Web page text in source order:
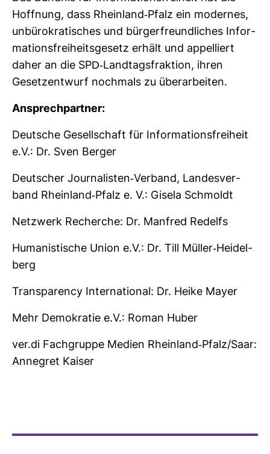
Hoff­nung, dass Rhein­land-​Pfalz ein modernes,
unbü­ro­kra­ti­sches und bür­ger­freund­li­ches Infor­
ma­ti­ons­frei­heits­ge­setz erhält und appel­liert
daher an die SPD-​Land­tags­frak­tion, ihren
Gesetz­ent­wurf noch­mals zu über­ar­beiten.
Ansprech­partner:
Deut­sche Gesell­schaft für Infor­ma­ti­ons­frei­heit
e.V.: Dr. Sven Berger
Deut­scher Jour­na­listen-​Ver­band, Lan­des­ver­
band Rhein­land-​Pfalz e. V.: Gisela Schmoldt
Netz­werk Recherche: Dr. Man­fred Redelfs
Huma­nis­ti­sche Union e.V.: Dr. Till Müller-​Hei­del­
berg
Trans­pa­rency Inter­na­tional: Dr. Heike Mayer
Mehr Demo­kratie e.V.: Roman Huber
ver.di Fach­gruppe Medien Rhein­land-​Pfalz/Saar:
Anne­gret Kaiser